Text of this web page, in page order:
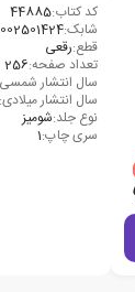
کد کتاب:44885
شابک:
قطع:رقعی
تعداد صفحه:256
سال انتشار
سال انتشار میلادی:
نوع جلد:شومیز
سری چاپ:1